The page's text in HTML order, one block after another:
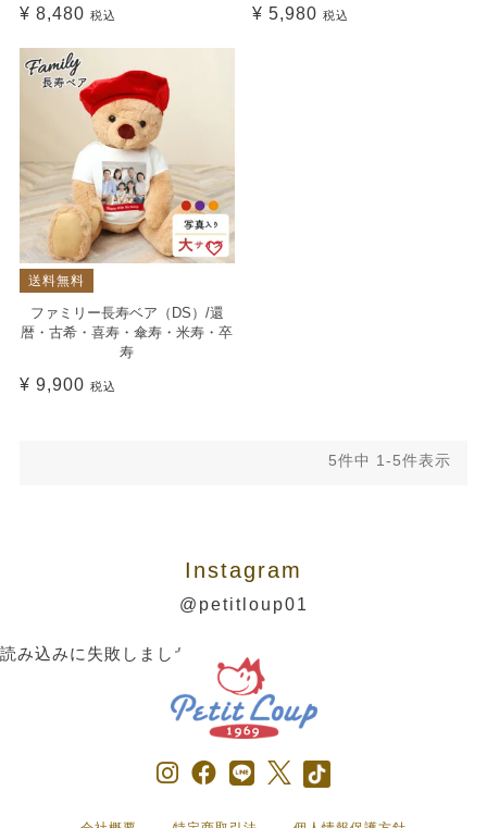
¥ 8,480 税込 ¥ 5,980 税込
送料無料
ファミリー長寿ベア（DS）/還
暦・古希・喜寿・傘寿・米寿・卒
寿
¥ 9,900 税込
5件中 1-5件表示
Instagram
@petitloup01
読み込みに失敗しました。